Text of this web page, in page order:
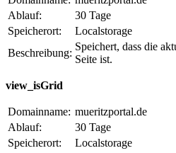
Ablauf:
30 Tage
Speicherort:
Localstorage
Beschreibung:
Speichert, dass die
Seite ist.
view_isGrid
Domainname: mueritzportal.de
Ablauf:
30 Tage
Speicherort:
Localstorage